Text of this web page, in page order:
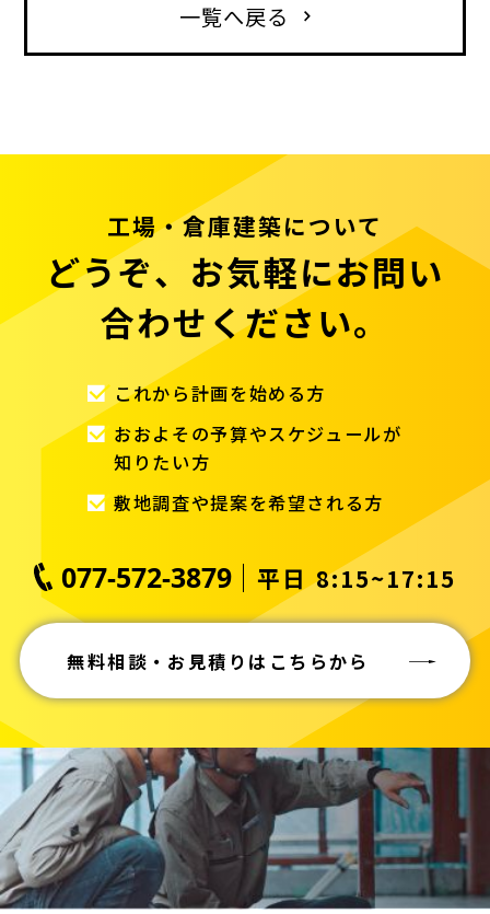
一覧へ戻る
工場・倉庫建築について
どうぞ、お気軽にお問い
合わせください。
これから計画を始める方
おおよその予算やスケジュールが
知りたい方
敷地調査や提案を希望される方
077-572-3879 平日 8:15~17:15
無料相談・お見積りはこちらから